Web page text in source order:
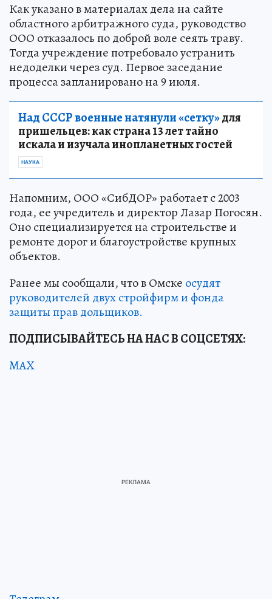
Как указано в материалах дела на сайте
областного арбитражного суда, руководство
ООО отказалось по доброй воле сеять траву.
Тогда учреждение потребовало устранить
недоделки через суд. Первое заседание
процесса запланировано на 9 июля.
Над СССР военные натянули «сетку»для
пришельцев: как страна 13 лет тайно
искала и изучала инопланетных гостей
НАУКА
Напомним, ООО «СибДОР» работает с 2003
года, ее учредитель и директор Лазар Погосян.
Оно специализируется на строительстве и
ремонте дорог и благоустройстве крупных
объектов.
Ранее мы сообщали, что в Омске осудят
руководителей двух стройфирм и фонда
защиты прав дольщиков.
ПОДПИСЫВАЙТЕСЬ НА НАС В СОЦСЕТЯХ:
MAX